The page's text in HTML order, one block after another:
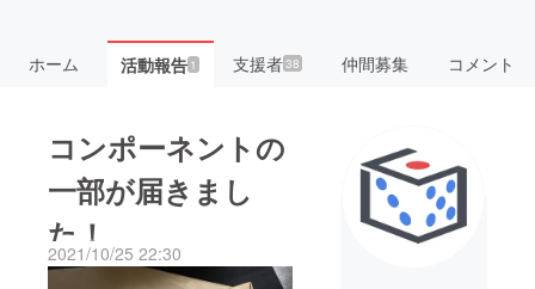
ホーム 活動報告1 支援者38 仲間募集 コメント
コンポーネントの
一部が届きまし
た！
2021/10/25 22:30